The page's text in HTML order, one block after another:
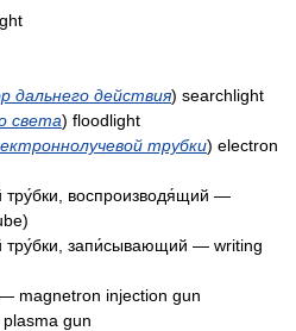
дальнего действия) searchlight
света) floodlight
трубки) electron
воспроизводя́щий —
запи́сывающий — writing
magnetron injection gun
gun